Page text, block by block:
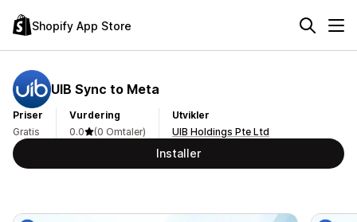
Shopify App Store
UIB Sync to Meta
Priser
Gratis
Vurdering
0.0
(0 Omtaler)
Utvikler
UIB Holdings Pte Ltd
Installer